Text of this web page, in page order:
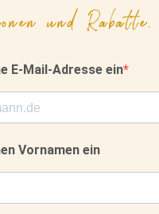
und Rabatte.
E-Mail-Adresse ein
Vornamen ein